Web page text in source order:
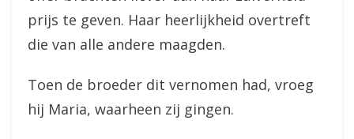
prijs te geven. Haar heerlijkheid overtreft
die van alle andere maagden.
Toen de broeder dit vernomen had, vroeg
hij Maria, waarheen zij gingen.